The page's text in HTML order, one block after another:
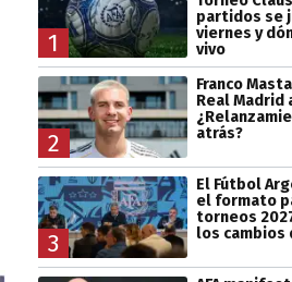
1
partidos se
viernes y
vivo
2
Franco
Real Madrid
atrás?
3
El Fútbol
el formato
torneos
los cambios